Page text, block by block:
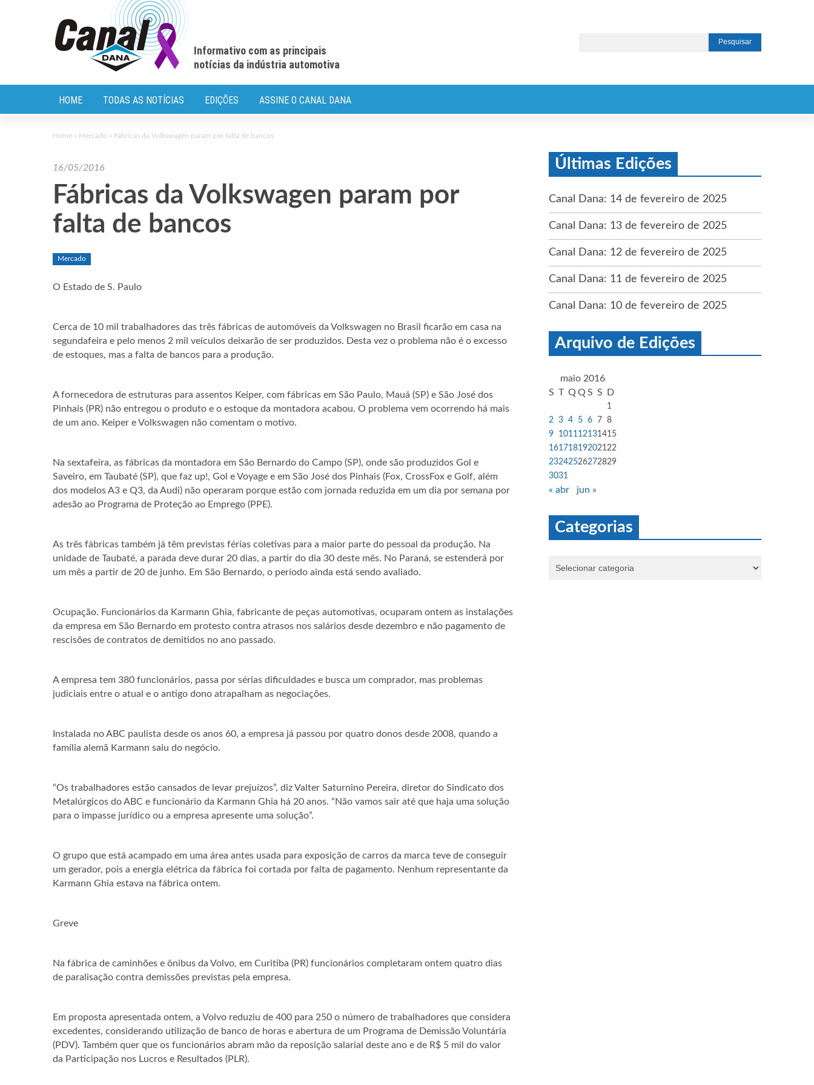
Informativo com as principais
notícias da indústria automotiva
HOME TODAS AS NOTÍCIAS EDIÇÕES ASSINE O CANAL DANA
Home » Mercado » Fábricas da Volkswagen param por falta de bancos
16/05/2016
Fábricas da Volkswagen param por
falta de bancos
Mercado
O Estado de S. Paulo
Cerca de 10 mil trabalhadores das três fábricas de automóveis da Volkswagen no Brasil ficarão em casa na
segunda­feira e pelo menos 2 mil veículos deixarão de ser produzidos. Desta vez o problema não é o excesso
de estoques, mas a falta de bancos para a produção.
A fornecedora de estruturas para assentos Keiper, com fábricas em São Paulo, Mauá (SP) e São José dos
Pinhais (PR) não entregou o produto e o estoque da montadora acabou. O problema vem ocorrendo há mais
de um ano. Keiper e Volkswagen não comentam o motivo.
Na sexta­feira, as fábricas da montadora em São Bernardo do Campo (SP), onde são produzidos Gol e
Saveiro, em Taubaté (SP), que faz up!, Gol e Voyage e em São José dos Pinhais (Fox, CrossFox e Golf, além
dos modelos A3 e Q3, da Audi) não operaram porque estão com jornada reduzida em um dia por semana por
adesão ao Programa de Proteção ao Emprego (PPE).
As três fábricas também já têm previstas férias coletivas para a maior parte do pessoal da produção. Na
unidade de Taubaté, a parada deve durar 20 dias, a partir do dia 30 deste mês. No Paraná, se estenderá por
um mês a partir de 20 de junho. Em São Bernardo, o período ainda está sendo avaliado.
Ocupação. Funcionários da Karmann Ghia, fabricante de peças automotivas, ocuparam ontem as instalações
da empresa em São Bernardo em protesto contra atrasos nos salários desde dezembro e não pagamento de
rescisões de contratos de demitidos no ano passado.
A empresa tem 380 funcionários, passa por sérias dificuldades e busca um comprador, mas problemas
judiciais entre o atual e o antigo dono atrapalham as negociações.
Instalada no ABC paulista desde os anos 60, a empresa já passou por quatro donos desde 2008, quando a
família alemã Karmann saiu do negócio.
“Os trabalhadores estão cansados de levar prejuízos”, diz Valter Saturnino Pereira, diretor do Sindicato dos
Metalúrgicos do ABC e funcionário da Karmann Ghia há 20 anos. “Não vamos sair até que haja uma solução
para o impasse jurídico ou a empresa apresente uma solução”.
O grupo que está acampado em uma área antes usada para exposição de carros da marca teve de conseguir
um gerador, pois a energia elétrica da fábrica foi cortada por falta de pagamento. Nenhum representante da
Karmann Ghia estava na fábrica ontem.
Greve
Na fábrica de caminhões e ônibus da Volvo, em Curitiba (PR) funcionários completaram ontem quatro dias
de paralisação contra demissões previstas pela empresa.
Em proposta apresentada ontem, a Volvo reduziu de 400 para 250 o número de trabalhadores que considera
excedentes, considerando utilização de banco de horas e abertura de um Programa de Demissão Voluntária
(PDV). Também quer que os funcionários abram mão da reposição salarial deste ano e de R$ 5 mil do valor
da Participação nos Lucros e Resultados (PLR).
Últimas Edições
Canal Dana: 14 de fevereiro de 2025
Canal Dana: 13 de fevereiro de 2025
Canal Dana: 12 de fevereiro de 2025
Canal Dana: 11 de fevereiro de 2025
Canal Dana: 10 de fevereiro de 2025
Arquivo de Edições
maio 2016
S T Q Q S S D
1
2 3 4 5 6 7
8
9
101112131415
16171819202122
23242526272829
3031
« abr jun »
Categorias